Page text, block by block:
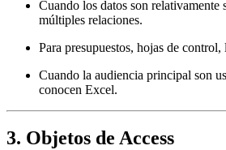
Cuando los datos son relativamente
múltiples relaciones.
Para presupuestos, hojas de control,
Cuando la audiencia principal son
conocen Excel.
3. Objetos de Access